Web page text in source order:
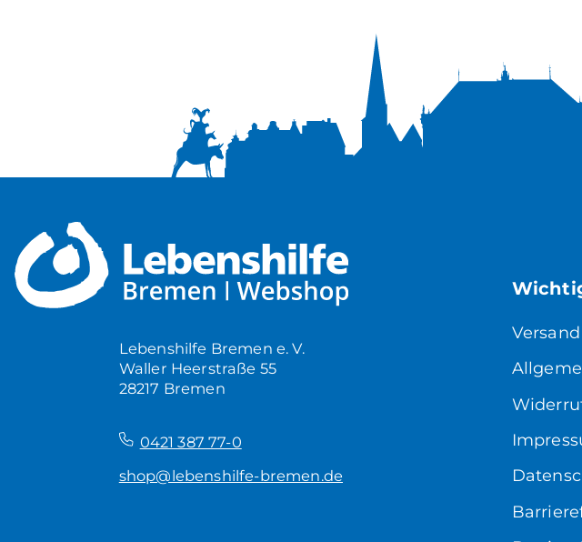
Lebenshilfe Bremen e. V.
Waller Heerstraße 55
28217 Bremen
0421 387 77-0
shop@lebenshilfe-bremen.de